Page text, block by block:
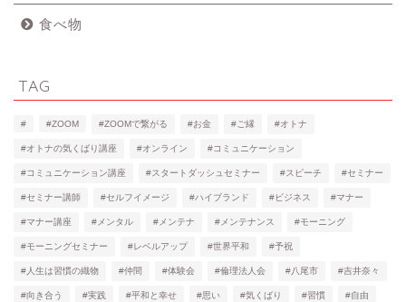
食べ物
TAG
# #ZOOM #ZOOMで繋がる #お金 #ご縁 #オトナ
#オトナの気くばり講座 #オンライン #コミュニケーション
#コミュニケーション講座 #スタートダッシュセミナー #スピーチ #セミナー
#セミナー講師 #セルフイメージ #ハイブランド #ビジネス #マナー
#マナー講座 #メンタル #メンテナ #メンテナンス #モーニング
#モーニングセミナー #レベルアップ #世界平和 #予祝
#人生は習慣の織物 #仲間 #体験会 #倫理法人会 #八尾市 #吉井奈々
#向き合う #実践 #平和と幸せ #思い #気くばり #習慣 #自由